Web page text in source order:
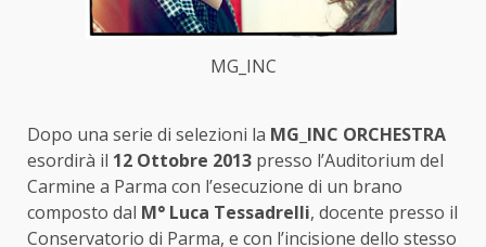
MG_INC
Dopo una serie di selezioni la MG_INC ORCHESTRA
esordirà il 12 Ottobre 2013 presso l’Auditorium del
Carmine a Parma con l’esecuzione di un brano
composto dal M° Luca Tessadrelli, docente presso il
Conservatorio di Parma, e con l’incisione dello stesso